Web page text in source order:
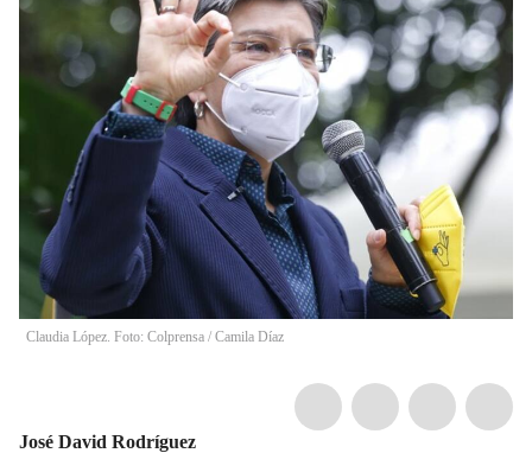
Claudia López. Foto: Colprensa / Camila Díaz
José David Rodríguez